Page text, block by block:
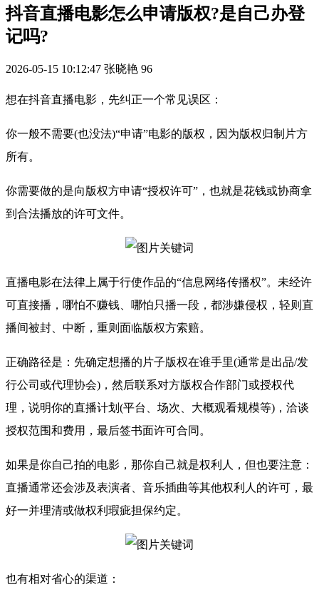
抖音直播电影怎么申请版权?是自己办登
记吗?
2026-05-15 10:12:47 张晓艳 96
想在抖音直播电影，先纠正一个常见误区：
你一般不需要(也没法)“申请”电影的版权，因为版权归制片方
所有。
你需要做的是向版权方申请“授权许可”，也就是花钱或协商拿
到合法播放的许可文件。
直播电影在法律上属于行使作品的“信息网络传播权”。未经许
可直接播，哪怕不赚钱、哪怕只播一段，都涉嫌侵权，轻则直
播间被封、中断，重则面临版权方索赔。
正确路径是：先确定想播的片子版权在谁手里(通常是出品/发
行公司或代理协会)，然后联系对方版权合作部门或授权代
理，说明你的直播计划(平台、场次、大概观看规模等)，洽谈
授权范围和费用，最后签书面许可合同。
如果是你自己拍的电影，那你自己就是权利人，但也要注意：
直播通常还会涉及表演者、音乐插曲等其他权利人的许可，最
好一并理清或做权利瑕疵担保约定。
也有相对省心的渠道：